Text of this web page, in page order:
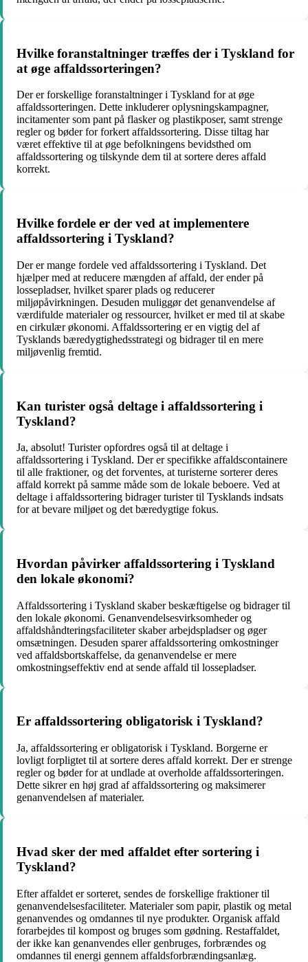
Hvilke foranstaltninger træffes der i Tyskland for
at øge affaldssorteringen?
Der er forskellige foranstaltninger i Tyskland for at øge
affaldssorteringen. Dette inkluderer oplysningskampagner,
incitamenter som pant på flasker og plastikposer, samt strenge
regler og bøder for forkert affaldssortering. Disse tiltag har
været effektive til at øge befolkningens bevidsthed om
affaldssortering og tilskynde dem til at sortere deres affald
korrekt.
Hvilke fordele er der ved at implementere
affaldssortering i Tyskland?
Der er mange fordele ved affaldssortering i Tyskland. Det
hjælper med at reducere mængden af affald, der ender på
lossepladser, hvilket sparer plads og reducerer
miljøpåvirkningen. Desuden muliggør det genanvendelse af
værdifulde materialer og ressourcer, hvilket er med til at skabe
en cirkulær økonomi. Affaldssortering er en vigtig del af
Tysklands bæredygtighedsstrategi og bidrager til en mere
miljøvenlig fremtid.
Kan turister også deltage i affaldssortering i
Tyskland?
Ja, absolut! Turister opfordres også til at deltage i
affaldssortering i Tyskland. Der er specifikke affaldscontainere
til alle fraktioner, og det forventes, at turisterne sorterer deres
affald korrekt på samme måde som de lokale beboere. Ved at
deltage i affaldssortering bidrager turister til Tysklands indsats
for at bevare miljøet og det bæredygtige fokus.
Hvordan påvirker affaldssortering i Tyskland
den lokale økonomi?
Affaldssortering i Tyskland skaber beskæftigelse og bidrager til
den lokale økonomi. Genanvendelsesvirksomheder og
affaldshåndteringsfaciliteter skaber arbejdspladser og øger
omsætningen. Desuden sparer affaldssortering omkostninger
ved affaldsbortskaffelse, da genanvendelse er mere
omkostningseffektiv end at sende affald til lossepladser.
Er affaldssortering obligatorisk i Tyskland?
Ja, affaldssortering er obligatorisk i Tyskland. Borgerne er
lovligt forpligtet til at sortere deres affald korrekt. Der er strenge
regler og bøder for at undlade at overholde affaldssorteringen.
Dette sikrer en høj grad af affaldssortering og maksimerer
genanvendelsen af materialer.
Hvad sker der med affaldet efter sortering i
Tyskland?
Efter affaldet er sorteret, sendes de forskellige fraktioner til
genanvendelsesfaciliteter. Materialer som papir, plastik og metal
genanvendes og omdannes til nye produkter. Organisk affald
forarbejdes til kompost og bruges som gødning. Restaffaldet,
der ikke kan genanvendes eller genbruges, forbrændes og
omdannes til energi gennem affaldsforbrændingsanlæg.